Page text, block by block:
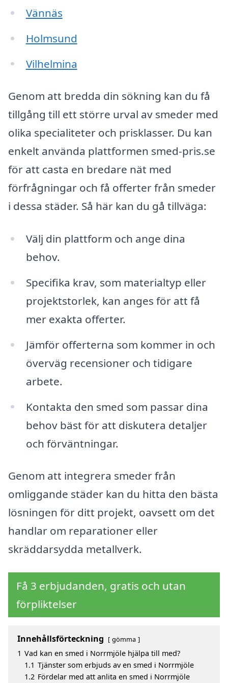
Vännäs
Holmsund
Vilhelmina
Genom att bredda din sökning kan du få
tillgång till ett större urval av smeder med
olika specialiteter och prisklasser. Du kan
enkelt använda plattformen smed-pris.se
för att casta en bredare nät med
förfrågningar och få offerter från smeder
i dessa städer. Så här kan du gå tillväga:
Välj din plattform och ange dina
behov.
Specifika krav, som materialtyp eller
projektstorlek, kan anges för att få
mer exakta offerter.
Jämför offerterna som kommer in och
överväg recensioner och tidigare
arbete.
Kontakta den smed som passar dina
behov bäst för att diskutera detaljer
och förväntningar.
Genom att integrera smeder från
omliggande städer kan du hitta den bästa
lösningen för ditt projekt, oavsett om det
handlar om reparationer eller
skräddarsydda metallverk.
Få 3 erbjudanden, gratis och utan
förpliktelser
Innehållsförteckning gömma
1 Vad kan en smed i Norrmjöle hjälpa till med?
1.1 Tjänster som erbjuds av en smed i Norrmjöle
1.2 Fördelar med att anlita en smed i Norrmjöle